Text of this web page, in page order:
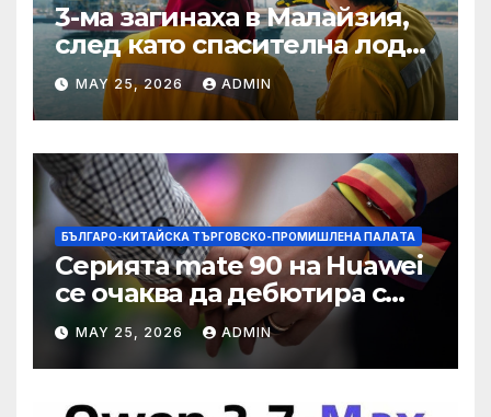
3-ма загинаха в Малайзия,
след като спасителна лодка
падна в морето от
плаващия кораб на
Petronas
MAY 25, 2026 ADMIN
БЪЛГАРО-КИТАЙСКА ТЪРГОВСКО-ПРОМИШЛЕНА ПАЛAТА
Серията mate 90 на Huawei
се очаква да дебютира с
нов чип Kirin тази есен ·
TechNode
MAY 25, 2026 ADMIN